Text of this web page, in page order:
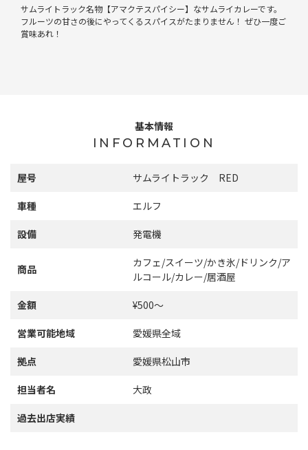
サムライトラック名物【アマクテスパイシー】なサムライカレーです。
フルーツの甘さの後にやってくるスパイスがたまりません！ ぜひ一度ご
賞味あれ！
基本情報
INFORMATION
屋号 サムライトラック RED
車種 エルフ
設備 発電機
商品
カフェ/スイーツ/かき氷/ドリンク/ア
ルコール/カレー/居酒屋
金額 ¥500〜
営業可能地域 愛媛県全域
拠点 愛媛県松山市
担当者名 大政
過去出店実績